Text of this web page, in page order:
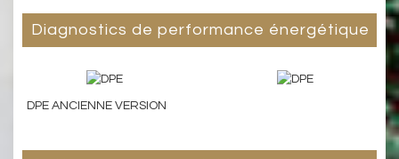
diagnostics de performance énergétique
DPE ANCIENNE VERSION